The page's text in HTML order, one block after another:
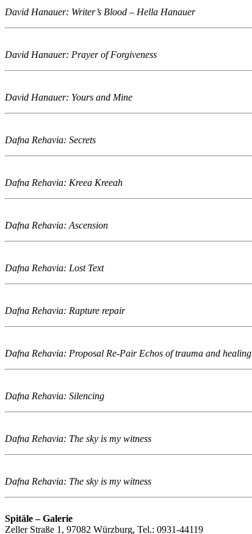
David Hanauer: Writer’s Blood – Hella Hanauer
David Hanauer: Prayer of Forgiveness
David Hanauer: Yours and Mine
Dafna Rehavia: Secrets
Dafna Rehavia: Kreea Kreeah
Dafna Rehavia: Ascension
Dafna Rehavia: Lost Text
Dafna Rehavia: Rapture repair
Dafna Rehavia: Proposal Re-Pair Echos of trauma and healing
Dafna Rehavia: Silencing
Dafna Rehavia: The sky is my witness
Dafna Rehavia: The sky is my witness
Spitäle – Galerie
Zeller Straße 1, 97082 Würzburg, Tel.: 0931-44119